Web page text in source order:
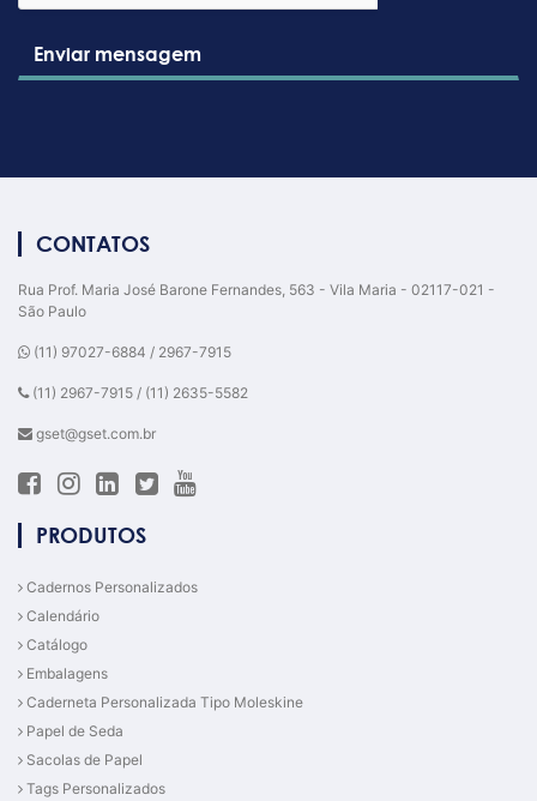
Enviar mensagem
CONTATOS
Rua Prof. Maria José Barone Fernandes, 563 - Vila Maria - 02117-021 -
São Paulo
(11) 97027-6884 / 2967-7915
(11) 2967-7915 / (11) 2635-5582
gset@gset.com.br
PRODUTOS
Cadernos Personalizados
Calendário
Catálogo
Embalagens
Caderneta Personalizada Tipo Moleskine
Papel de Seda
Sacolas de Papel
Tags Personalizados